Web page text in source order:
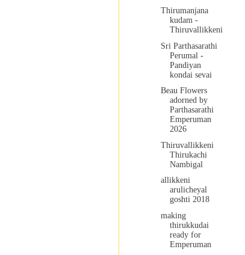
Thirumanjana
kudam -
Thiruvallikkeni
Sri Parthasarathi
Perumal -
Pandiyan
kondai sevai
Beau Flowers
adorned by
Parthasarathi
Emperuman
2026
Thiruvallikkeni
Thirukachi
Nambigal
allikkeni
arulicheyal
goshti 2018
making
thirukkudai
ready for
Emperuman